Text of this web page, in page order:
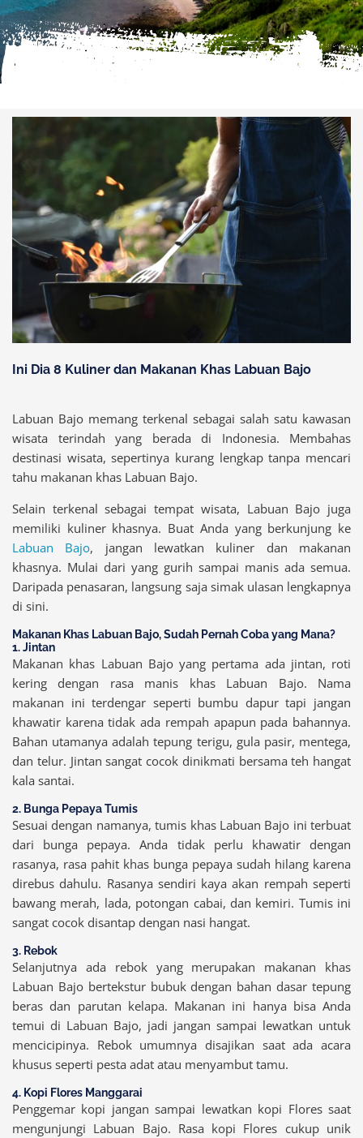
Ini Dia 8 Kuliner dan Makanan Khas Labuan Bajo
Labuan Bajo memang terkenal sebagai salah satu kawasan
wisata terindah yang berada di Indonesia. Membahas
destinasi wisata, sepertinya kurang lengkap tanpa mencari
tahu makanan khas Labuan Bajo.
Selain terkenal sebagai tempat wisata, Labuan Bajo juga
memiliki kuliner khasnya. Buat Anda yang berkunjung ke
Labuan Bajo, jangan lewatkan kuliner dan makanan
khasnya. Mulai dari yang gurih sampai manis ada semua.
Daripada penasaran, langsung saja simak ulasan lengkapnya
di sini.
Makanan Khas Labuan Bajo, Sudah Pernah Coba yang Mana?
1. Jintan
Makanan khas Labuan Bajo yang pertama ada jintan, roti
kering dengan rasa manis khas Labuan Bajo. Nama
makanan ini terdengar seperti bumbu dapur tapi jangan
khawatir karena tidak ada rempah apapun pada bahannya.
Bahan utamanya adalah tepung terigu, gula pasir, mentega,
dan telur. Jintan sangat cocok dinikmati bersama teh hangat
kala santai.
2. Bunga Pepaya Tumis
Sesuai dengan namanya, tumis khas Labuan Bajo ini terbuat
dari bunga pepaya. Anda tidak perlu khawatir dengan
rasanya, rasa pahit khas bunga pepaya sudah hilang karena
direbus dahulu. Rasanya sendiri kaya akan rempah seperti
bawang merah, lada, potongan cabai, dan kemiri. Tumis ini
sangat cocok disantap dengan nasi hangat.
3. Rebok
Selanjutnya ada rebok yang merupakan makanan khas
Labuan Bajo bertekstur bubuk dengan bahan dasar tepung
beras dan parutan kelapa. Makanan ini hanya bisa Anda
temui di Labuan Bajo, jadi jangan sampai lewatkan untuk
mencicipinya. Rebok umumnya disajikan saat ada acara
khusus seperti pesta adat atau menyambut tamu.
4. Kopi Flores Manggarai
Penggemar kopi jangan sampai lewatkan kopi Flores saat
mengunjungi Labuan Bajo. Rasa kopi Flores cukup unik